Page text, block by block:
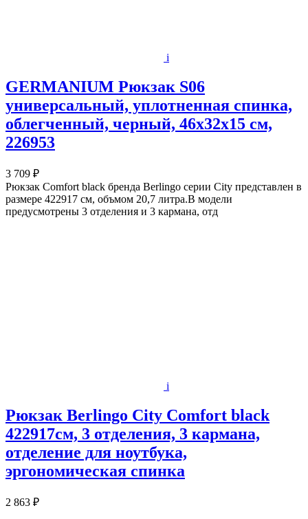
i
GERMANIUM Рюкзак S06
универсальный, уплотненная спинка,
облегченный, черный, 46х32х15 см,
226953
3 709 ₽
Рюкзак Comfort black бренда Berlingo серии City представлен в
размере 422917 см, объмом 20,7 литра.В модели
предусмотрены 3 отделения и 3 кармана, отд
i
Рюкзак Berlingo City Comfort black
422917см, 3 отделения, 3 кармана,
отделение для ноутбука,
эргономическая спинка
2 863 ₽